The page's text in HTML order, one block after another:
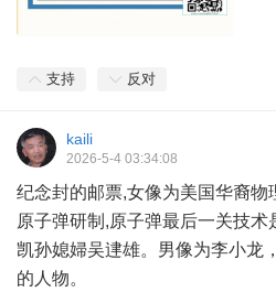
支持 反对
kaili
2026-5-4 03:34:08
纪念封的邮票,女像为美国华裔物
原子弹研制,原子弹最后一关技
凯孙媳婦吴䢖雄。男像为李小龙
的人物。